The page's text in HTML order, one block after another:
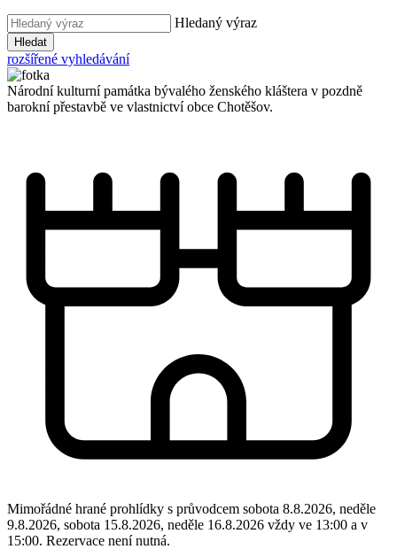
Hledaný výraz
Hledat
rozšířené vyhledávání
Národní kulturní památka bývalého ženského kláštera v pozdně
barokní přestavbě ve vlastnictví obce Chotěšov.
Mimořádné hrané prohlídky s průvodcem sobota 8.8.2026, neděle
9.8.2026, sobota 15.8.2026, neděle 16.8.2026 vždy ve 13:00 a v
15:00. Rezervace není nutná.